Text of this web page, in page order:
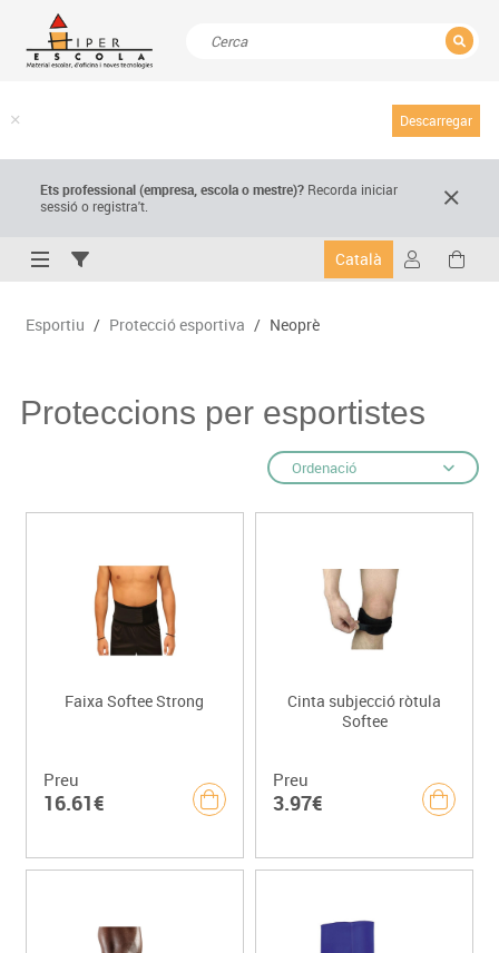
Descarregar
Ets professional (empresa,escola o mestre)? Recorda iniciar
sessió o registra't.
Català
Esportiu / Protecció esportiva / Neoprè
Proteccions per esportistes
Ordenació
Faixa Softee Strong
Preu
16.61€
Cinta subjecció ròtula
Softee
Preu
3.97€